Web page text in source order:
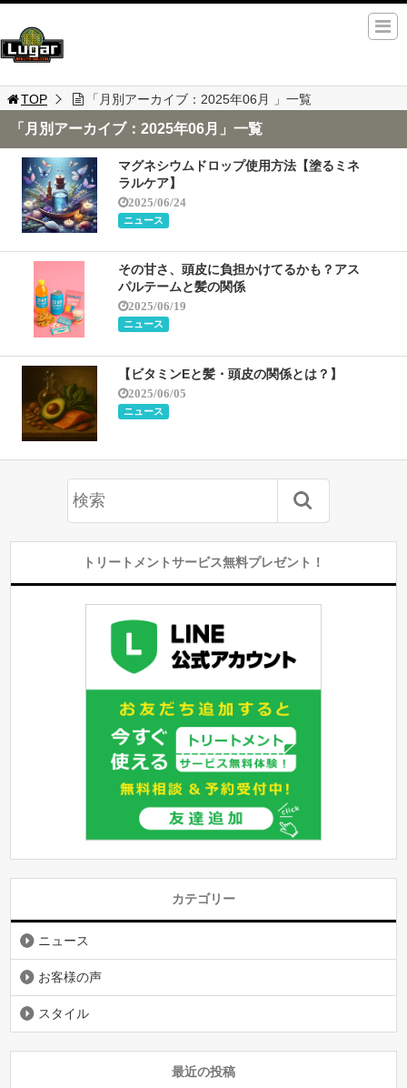
TOP 「月別アーカイブ：2025年06月 」一覧
「月別アーカイブ：2025年06月」一覧
マグネシウムドロップ使用方法【塗るミネ
ラルケア】
2025/06/24
ニュース
その甘さ、頭皮に負担かけてるかも？アス
パルテームと髪の関係
2025/06/19
ニュース
【ビタミンEと髪・頭皮の関係とは？】
2025/06/05
ニュース
トリートメントサービス無料プレゼント！
カテゴリー
ニュース
お客様の声
スタイル
最近の投稿